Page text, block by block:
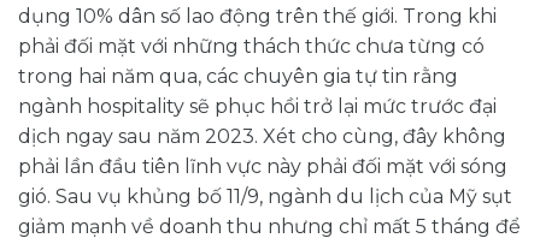
dụng 10% dân số lao động trên thế giới. Trong khi
phải đối mặt với những thách thức chưa từng có
trong hai năm qua, các chuyên gia tự tin rằng
ngành hospitality sẽ phục hồi trở lại mức trước đại
dịch ngay sau năm 2023. Xét cho cùng, đây không
phải lần đầu tiên lĩnh vực này phải đối mặt với sóng
gió. Sau vụ khủng bố 11/9, ngành du lịch của Mỹ sụt
giảm mạnh về doanh thu nhưng chỉ mất 5 tháng để